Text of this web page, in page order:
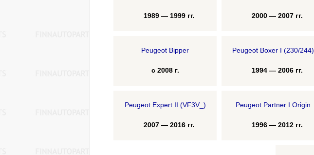
1989 — 1999 гг. 2000 — 2007 гг.
Peugeot Bipper
с 2008 г.
Peugeot Boxer I (230/244)
1994 — 2006 гг.
Peugeot Expert II (VF3V_)
2007 — 2016 гг.
Peugeot Partner I Origin
1996 — 2012 гг.